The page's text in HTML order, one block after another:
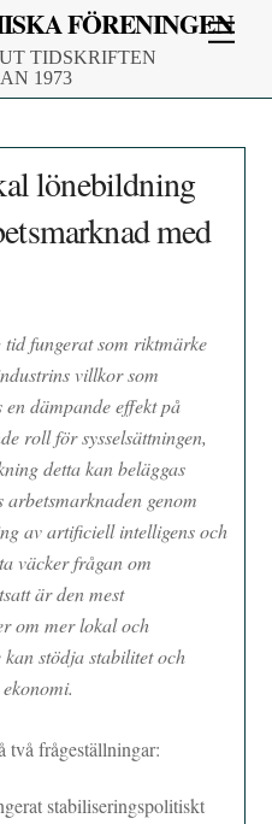
FÖRENINGEN
TIDSKRIFTEN
1973
lönebildning
med
fungerat som riktmärke
villkor som
dämpande effekt på
roll för sysselsättningen,
detta kan beläggas
genom
av artificiell intelligens och
väcker frågan om
är den mest
om mer lokal och
stödja stabilitet och
två frågeställningar:
stabiliseringspolitiskt